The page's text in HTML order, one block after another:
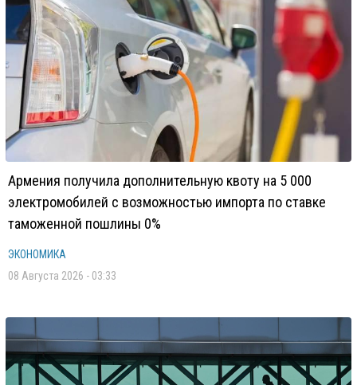
Армения получила дополнительную квоту на 5 000
электромобилей с возможностью импорта по ставке
таможенной пошлины 0%
ЭКОНОМИКА
08 Августа 2026 - 03:33